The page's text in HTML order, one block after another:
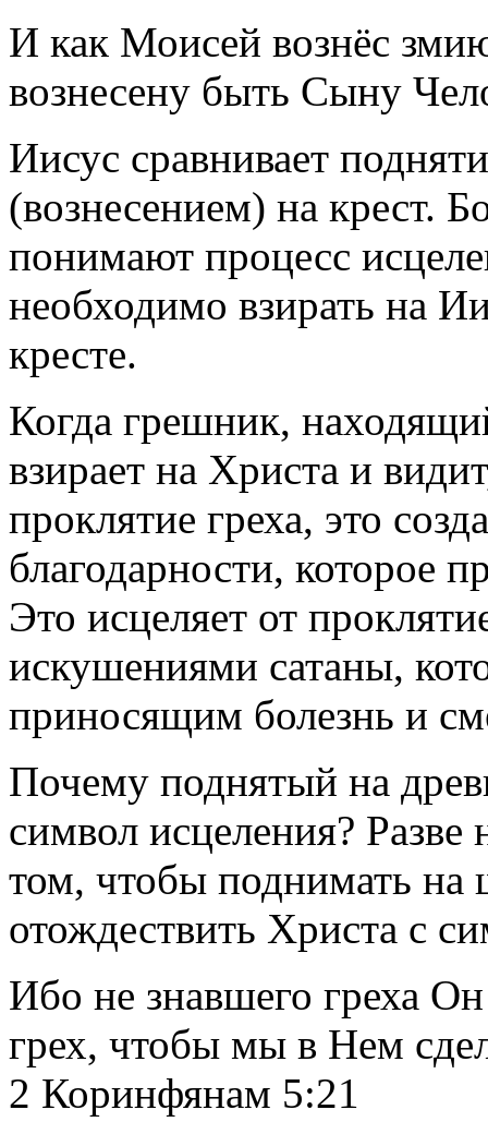
И как Моисей вознёс
вознесену быть Сыну
Иисус сравнивает
(вознесением) на крест.
понимают процесс
необходимо взирать на
кресте.
Когда грешник,
взирает на Христа и
проклятие греха, это
благодарности, которое
Это исцеляет от
искушениями сатаны,
приносящим болезнь и
Почему поднятый на
символ исцеления?
том, чтобы поднимать на
отождествить Христа с
Ибо не знавшего греха
грех, чтобы мы в Нем
2 Коринфянам 5:21